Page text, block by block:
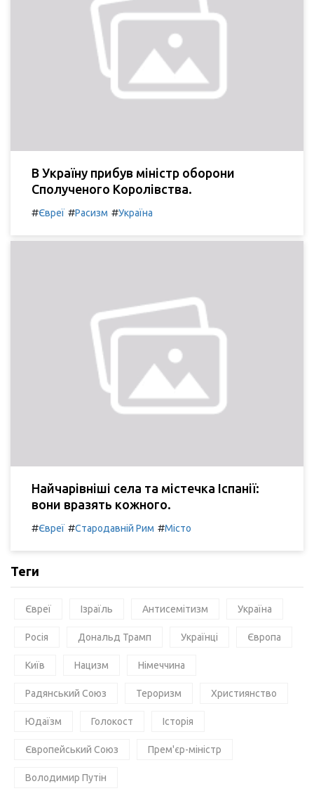
В Україну прибув міністр оборони
Сполученого Королівства.
#Євреї #Расизм #Україна
Найчарівніші села та містечка Іспанії:
вони вразять кожного.
#Євреї #Стародавній Рим #Місто
Теги
Євреї Ізраїль Антисемітизм Україна
Росія Дональд Трамп Українці Європа
Київ Нацизм Німеччина
Радянський Союз Тероризм Християнство
Юдаїзм Голокост Історія
Європейський Союз Прем'єр-міністр
Володимир Путін